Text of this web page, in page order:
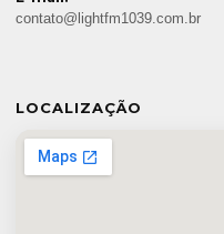
contato@lightfm1039.com.br
LOCALIZAÇÃO